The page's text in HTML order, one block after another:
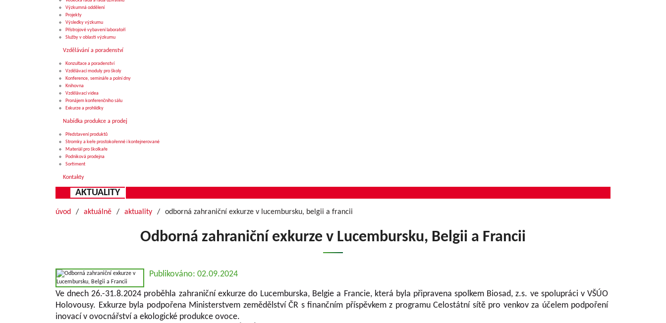
Výzkumná oddělení
Projekty
Výsledky výzkumu
Přístrojové vybavení laboratoří
Služby v oblasti výzkumu
Vzdělávání a poradenství
Konzultace a poradenství
Vzdělávací moduly pro školy
Konference, semináře a polní dny
Knihovna
Vzdělávací videa
Pronájem konferenčního sálu
Exkurze a prohlídky
Nabídka produkce a prodej
Představení produktů
Stromky a keře prostokořenné i kontejnerované
Materiál pro školkaře
Podniková prodejna
Sortiment
Kontakty
AKTUALITY
úvod aktuálně aktuality odborná zahraniční exkurze v lucembursku, belgii a francii
Odborná zahraniční exkurze v Lucembursku, Belgii a Francii
Publikováno: 02.09.2024
Ve dnech 26.-31.8.2024 proběhla zahraniční exkurze do Lucemburska, Belgie a Francie, která byla připravena spolkem Biosad, z.s. ve spolupráci v VŠÚO
Holovousy. Exkurze byla podpořena Ministerstvem zemědělství ČR s finančním příspěvkem z programu Celostátní sítě pro venkov za účelem podpoření
inovací v ovocnářství a ekologické produkce ovoce.